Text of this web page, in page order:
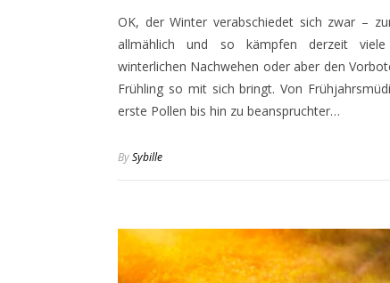
OK, der Winter verabschiedet sich zwar –
allmählich und so kämpfen derzeit
winterlichen Nachwehen oder aber den
Frühling so mit sich bringt. Von
erste Pollen bis hin zu beanspruchter…
BySybille